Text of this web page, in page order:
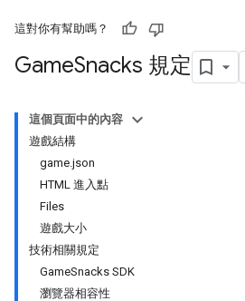
這對你有幫助嗎？
GameSnacks 規定
這個頁面中的內容
遊戲結構
game.json
HTML 進入點
Files
遊戲大小
技術相關規定
GameSnacks SDK
瀏覽器相容性